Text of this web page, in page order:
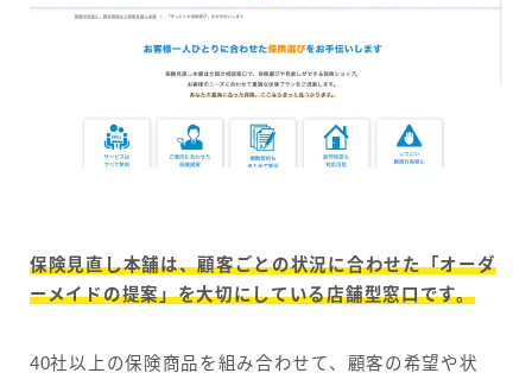
保険見直し本舗は、顧客ごとの状況に合わせた「オーダ
ーメイドの提案」を大切にしている店舗型窓口です。
40社以上の保険商品を組み合わせて、顧客の希望や状